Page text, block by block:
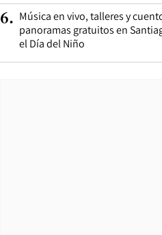
6. Música en vivo, talleres y
panoramas gratuitos en
el Día del Niño